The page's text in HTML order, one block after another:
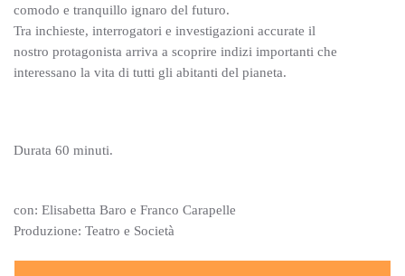
comodo e tranquillo ignaro del futuro.
Tra inchieste, interrogatori e investigazioni accurate il
nostro protagonista arriva a scoprire indizi importanti che
interessano la vita di tutti gli abitanti del pianeta.
Durata 60 minuti.
con: Elisabetta Baro e Franco Carapelle
Produzione: Teatro e Società